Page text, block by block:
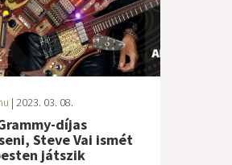
| 2023. 03. 08.
díjas
Steve Vai ismét
játszik